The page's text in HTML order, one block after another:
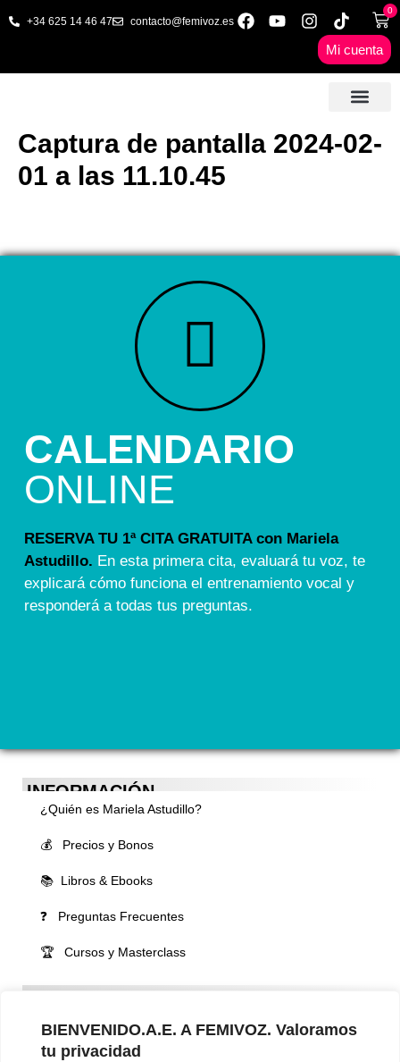
BIENVENIDO.A.E. A FEMIVOZ. Valoramos
tu privacidad
+34 625 14 46 47 contacto@femivoz.es
0
Mi cuenta
Captura de pantalla 2024-02-
01 a las 11.10.45
CALENDARIO
ONLINE
RESERVA TU 1ª CITA GRATUITA con Mariela
Astudillo. En esta primera cita, evaluará tu voz, te
explicará cómo funciona el entrenamiento vocal y
responderá a todas tus preguntas.
INFORMACIÓN
¿Quién es Mariela Astudillo?
💰 Precios y Bonos
📚 Libros & Ebooks
❓ Preguntas Frecuentes
🏆 Cursos y Masterclass
▪️ Masculinización de la voz